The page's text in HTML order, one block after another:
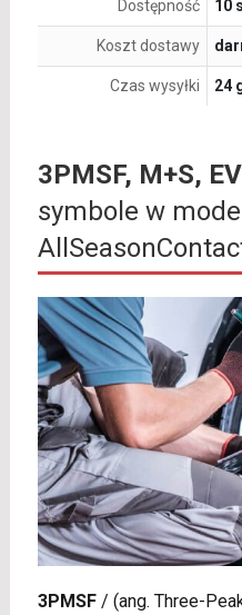
Dostępność 10
Koszt dostawy
Czas wysyłki 24
3PMSF, M+S, EV
symbole w
3PMSF/ (ang. Three-